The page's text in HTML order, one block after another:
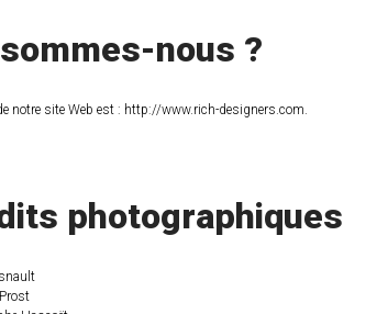
nous ?
notre site Web est : http://www.rich-designers.com.
photographiques